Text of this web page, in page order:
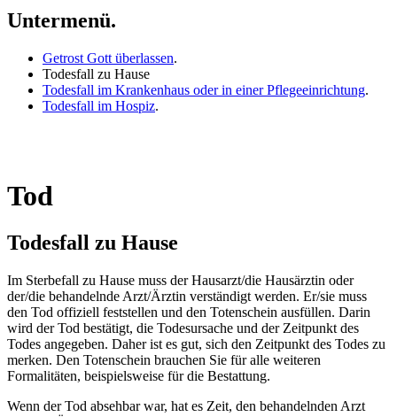
Untermenü.
Getrost Gott überlassen.
Todesfall zu Hause
Todesfall im Krankenhaus oder in einer Pflegeeinrichtung.
Todesfall im Hospiz.
Tod
Todesfall zu Hause
Im Sterbefall zu Hause muss der Hausarzt/die Hausärztin oder
der/die behandelnde Arzt/Ärztin verständigt werden. Er/sie muss
den Tod offiziell feststellen und den Totenschein ausfüllen. Darin
wird der Tod bestätigt, die Todesursache und der Zeitpunkt des
Todes angegeben. Daher ist es gut, sich den Zeitpunkt des Todes zu
merken. Den Totenschein brauchen Sie für alle weiteren
Formalitäten, beispielsweise für die Bestattung.
Wenn der Tod absehbar war, hat es Zeit, den behandelnden Arzt